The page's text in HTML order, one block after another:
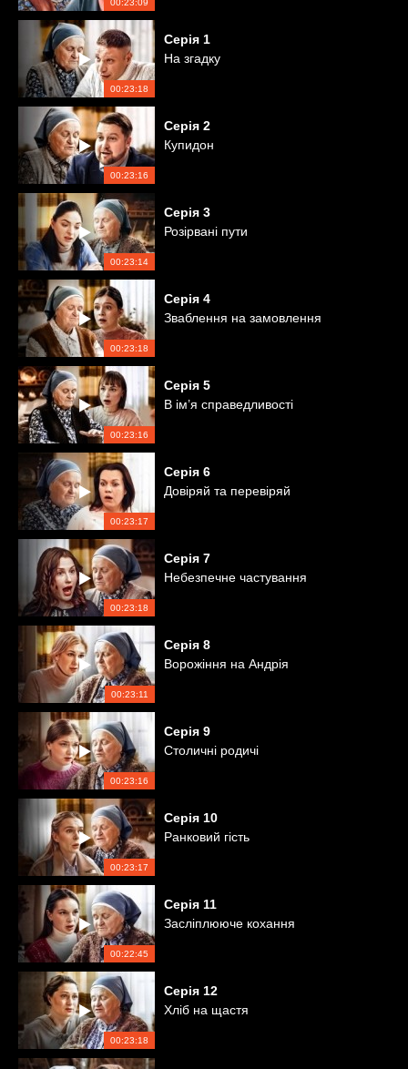
00:23:09
00:23:18
Серія 1
На згадку
00:23:16
Серія 2
Купидон
00:23:14
Серія 3
Розірвані пути
00:23:18
Серія 4
Зваблення на замовлення
00:23:16
Серія 5
В ім’я справедливості
00:23:17
Серія 6
Довіряй та перевіряй
00:23:18
Серія 7
Небезпечне частування
00:23:11
Серія 8
Ворожіння на Андрія
00:23:16
Серія 9
Столичні родичі
00:23:17
Серія 10
Ранковий гість
00:22:45
Серія 11
Засліплююче кохання
00:23:18
Серія 12
Хліб на щастя